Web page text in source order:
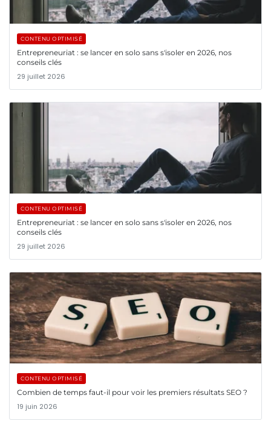
CONTENU OPTIMISÉ
Entrepreneuriat : se lancer en solo sans s'isoler en 2026, nos
conseils clés
29 juillet 2026
CONTENU OPTIMISÉ
Entrepreneuriat : se lancer en solo sans s'isoler en 2026, nos
conseils clés
29 juillet 2026
CONTENU OPTIMISÉ
Combien de temps faut-il pour voir les premiers résultats SEO ?
19 juin 2026